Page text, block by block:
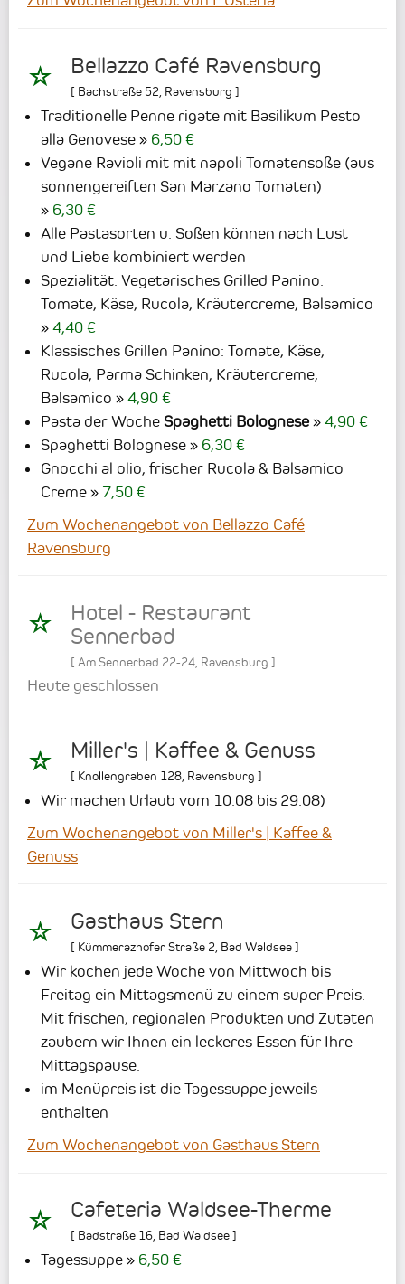
Bellazzo Café Ravensburg
[ Bachstraße 52 Ravensburg ]
Traditionelle Penne rigate mit Basilikum Pesto
alla Genovese
6,50 €
Vegane Ravioli mit mit napoli Tomatensoße (aus
sonnengereiften San Marzano Tomaten)
6,30 €
Alle Pastasorten u. Soßen können nach Lust
und Liebe kombiniert werden
Spezialität: Vegetarisches Grilled Panino:
Tomate, Käse, Rucola, Kräutercreme, Balsamico
4,40 €
Klassisches Grillen Panino: Tomate, Käse,
Rucola, Parma Schinken, Kräutercreme,
Balsamico
4,90 €
Pasta der Woche Spaghetti Bolognese
4,90 €
Spaghetti Bolognese
6,30 €
Gnocchi al olio, frischer Rucola & Balsamico
Creme
7,50 €
Zum Wochenangebot von Bellazzo Café
Ravensburg
Hotel - Restaurant
Sennerbad
[ Am Sennerbad 22-24 Ravensburg ]
Heute geschlossen
Miller's | Kaffee & Genuss
[ Knollengraben 128 Ravensburg ]
Wir machen Urlaub vom 10.08 bis 29.08)
Zum Wochenangebot von Miller's | Kaffee &
Genuss
Gasthaus Stern
[ Kümmerazhofer Straße 2 Bad Waldsee]
Wir kochen jede Woche von Mittwoch bis
Freitag ein Mittagsmenü zu einem super Preis.
Mit frischen, regionalen Produkten und Zutaten
zaubern wir Ihnen ein leckeres Essen für Ihre
Mittagspause.
im Menüpreis ist die Tagessuppe jeweils
enthalten
Zum Wochenangebot von Gasthaus Stern
Cafeteria Waldsee-Therme
[ Badstraße 16, Bad Waldsee]
Tagessuppe
6,50 €